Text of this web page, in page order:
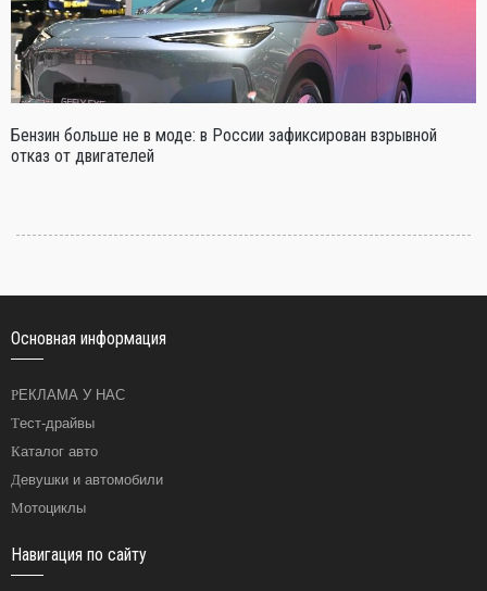
Бензин больше не в моде: в России зафиксирован взрывной
отказ от двигателей
Основная информация
РЕКЛАМА У НАС
Тест-драйвы
Каталог авто
Девушки и автомобили
Мотоциклы
Навигация по сайту